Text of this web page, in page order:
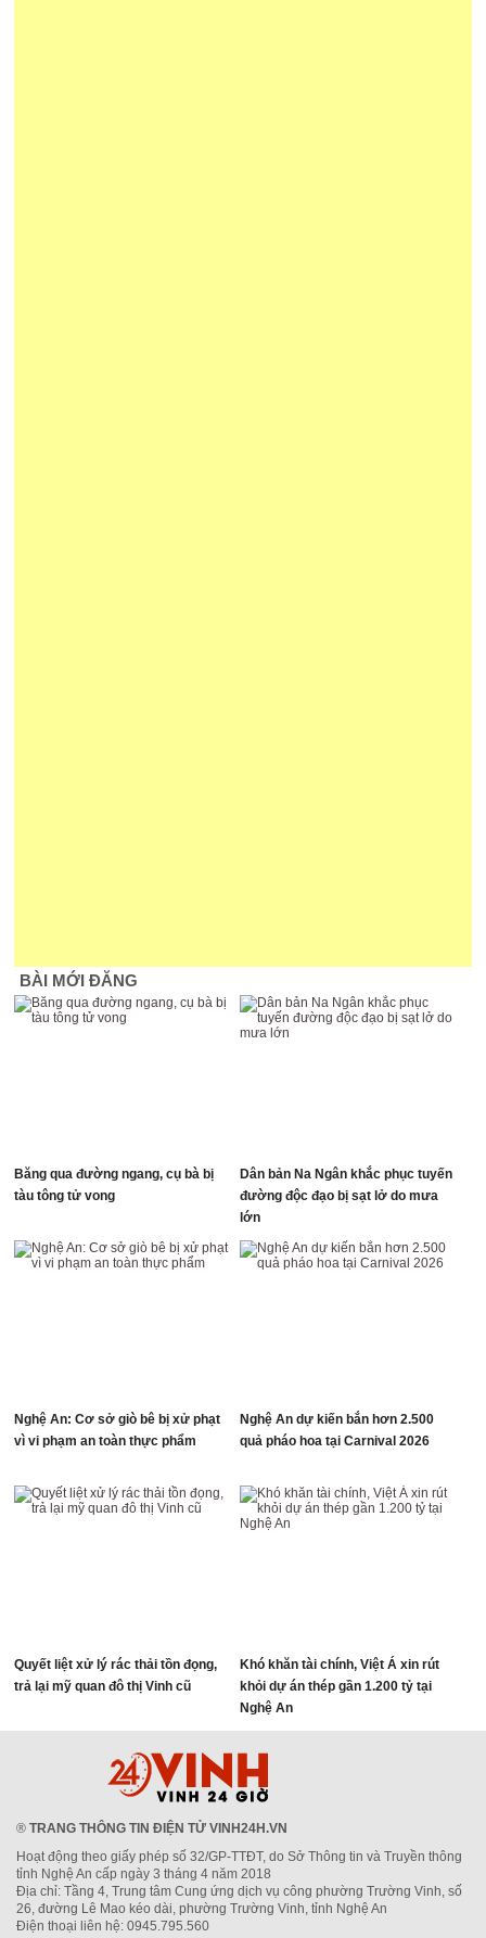
BÀI MỚI ĐĂNG
Băng qua đường ngang, cụ bà bị
tàu tông tử vong
Dân bản Na Ngân khắc phục tuyến
đường độc đạo bị sạt lở do mưa
lớn
Nghệ An: Cơ sở giò bê bị xử phạt
vì vi phạm an toàn thực phẩm
Nghệ An dự kiến bắn hơn 2.500
quả pháo hoa tại Carnival 2026
Quyết liệt xử lý rác thải tồn đọng,
trả lại mỹ quan đô thị Vinh cũ
Khó khăn tài chính, Việt Á xin rút
khỏi dự án thép gần 1.200 tỷ tại
Nghệ An
® TRANG THÔNG TIN ĐIỆN TỬ VINH24H.VN
Hoạt động theo giấy phép số 32/GP-TTĐT, do Sở Thông tin và Truyền thông
tỉnh Nghệ An cấp ngày 3 tháng 4 năm 2018
Địa chỉ: Tầng 4, Trung tâm Cung ứng dịch vụ công phường Trường Vinh, số
26, đường Lê Mao kéo dài, phường Trường Vinh, tỉnh Nghệ An
Điện thoại liên hệ: 0945.795.560